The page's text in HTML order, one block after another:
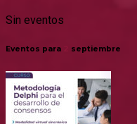
Sin eventos
Eventos para septiembre